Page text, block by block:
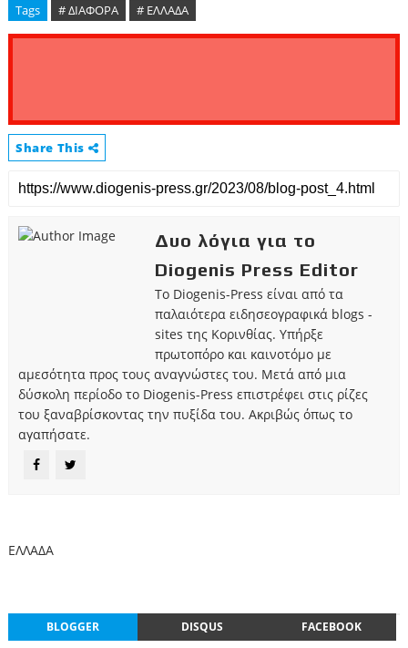
Tags # ΔΙΑΦΟΡΑ # ΕΛΛΑΔΑ
Share This
Δυο λόγια για το
Diogenis Press Editor
Το Diogenis-Press είναι από τα
παλαιότερα ειδησεογραφικά blogs -
sites της Κορινθίας. Υπήρξε
πρωτοπόρο και καινοτόμο με
αμεσότητα προς τους αναγνώστες του. Μετά από μια
δύσκολη περίοδο το Diogenis-Press επιστρέφει στις ρίζες
του ξαναβρίσκοντας την πυξίδα του. Ακριβώς όπως το
αγαπήσατε.
ΕΛΛΑΔΑ
BLOGGER DISQUS FACEBOOK